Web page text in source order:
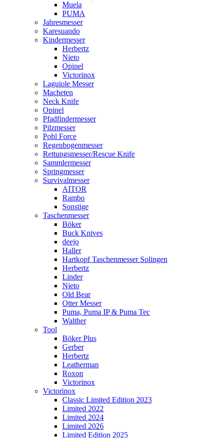
Muela
PUMA
Jahresmesser
Karesuando
Kindermesser
Herbertz
Nieto
Opinel
Victorinox
Laguiole Messer
Macheten
Neck Knife
Opinel
Pfadfindermesser
Pilzmesser
Pohl Force
Regenbogenmesser
Rettungsmesser/Rescue Knife
Sammlermesser
Springmesser
Survivalmesser
AITOR
Rambo
Sonstige
Taschenmesser
Böker
Buck Knives
deejo
Haller
Hartkopf Taschenmesser Solingen
Herbertz
Linder
Nieto
Old Bear
Otter Messer
Puma, Puma IP & Puma Tec
Walther
Tool
Böker Plus
Gerber
Herbertz
Leatherman
Roxon
Victorinox
Victorinox
Classic Limited Edition 2023
Limited 2022
Limited 2024
Limited 2026
Limited Edition 2025